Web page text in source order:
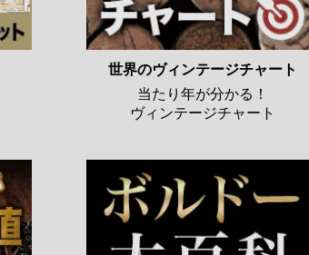
世界のヴィンテージチャート
当たり年が分かる！
ヴィンテージチャート